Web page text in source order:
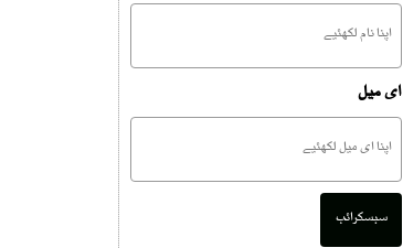
ای میل
سبسکرائب